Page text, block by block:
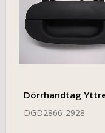
Dörrhandtag
DGD2866-2928